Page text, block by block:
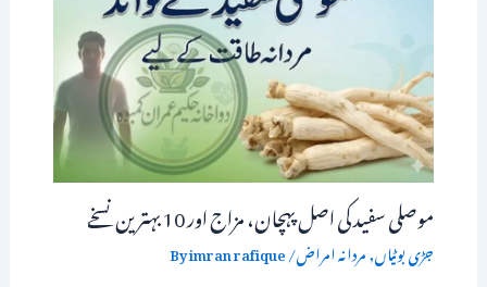
موصلی سفید کی اصل پہچان، مزاج اور 10 بہترین نسخے
جڑی بوٹیاں,مردانہ امراض/ By
imran rafique